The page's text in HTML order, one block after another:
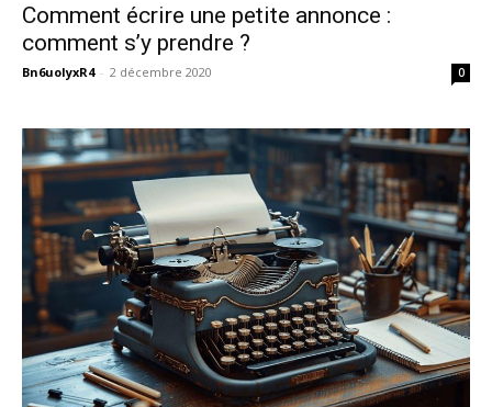
Comment écrire une petite annonce :
comment s’y prendre ?
Bn6uoIyxR4 - 2 décembre 2020 0